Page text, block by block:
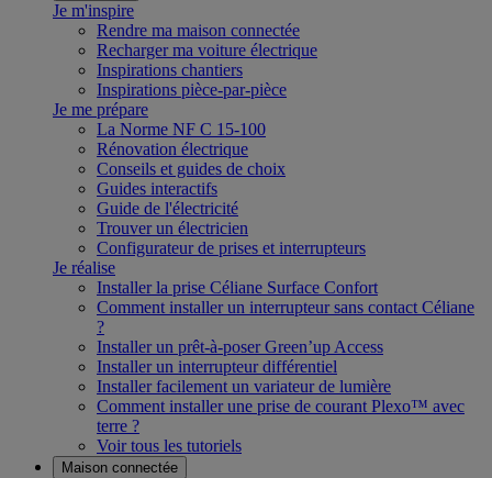
Je m'inspire
Rendre ma maison connectée
Recharger ma voiture électrique
Inspirations chantiers
Inspirations pièce-par-pièce
Je me prépare
La Norme NF C 15-100
Rénovation électrique
Conseils et guides de choix
Guides interactifs
Guide de l'électricité
Trouver un électricien
Configurateur de prises et interrupteurs
Je réalise
Installer la prise Céliane Surface Confort
Comment installer un interrupteur sans contact Céliane
?
Installer un prêt-à-poser Green’up Access
Installer un interrupteur différentiel
Installer facilement un variateur de lumière
Comment installer une prise de courant Plexo™ avec
terre ?
Voir tous les tutoriels
Maison connectée